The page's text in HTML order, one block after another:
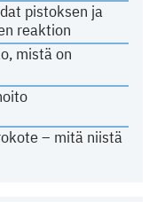
pistoksen ja
reaktion
mistä on
– mitä niistä